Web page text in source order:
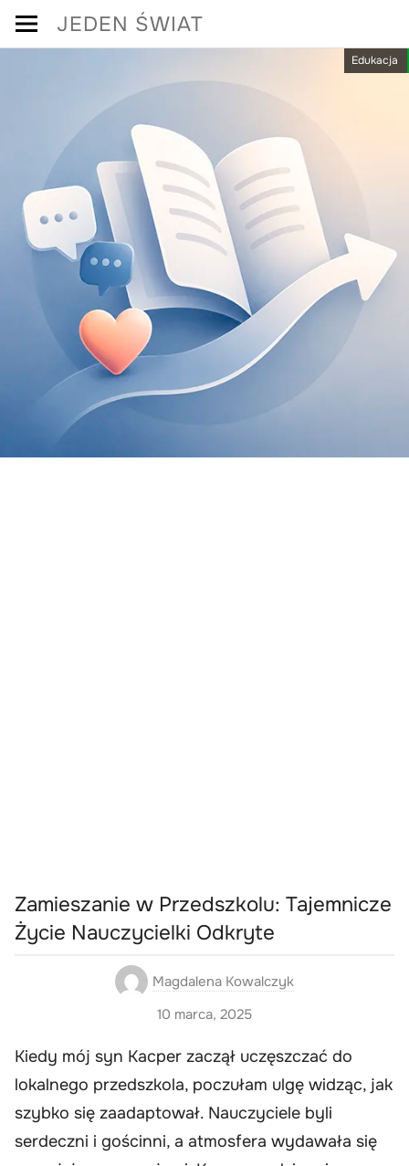
Skip
JEDEN ŚWIAT
Edukacja
Zamieszanie w Przedszkolu: Tajemnicze
Życie Nauczycielki Odkryte
Magdalena Kowalczyk
10 marca, 2025
Kiedy mój syn Kacper zaczął uczęszczać do
lokalnego przedszkola, poczułam ulgę widząc, jak
szybko się zaadaptował. Nauczyciele byli
serdeczni i gościnni, a atmosfera wydawała się